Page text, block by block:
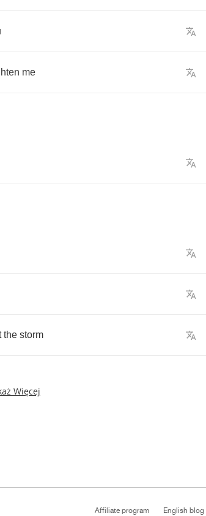
me
the storm
Więcej
Affiliate program English blog